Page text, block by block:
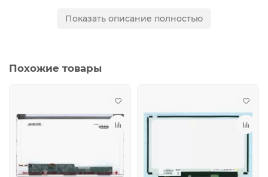
LP156WH2-TLQ2, LP156WH2-TLR2, LP156WH2-TLRA,
LTN156AT02, LTN156AT02-A04, LTN156AT02-B04,
LTN156AT05-H07, LTN156AT05-W01, LTN156AT09,
LTN156AT09-B02, LTN156AT15, LTN156AT15-C01,
LTN156AT16-L01, LTN156AT17, LTN156AT22, LTN156AT24,
B156XW02 V.0, B156XW02 V.1, B156XW02 V.2,
Показать описание полностью
Похожие товары